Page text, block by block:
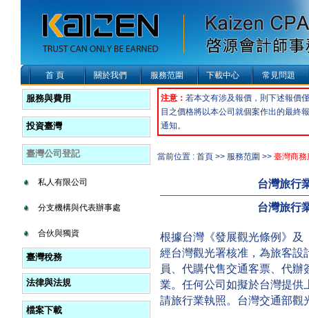
首 頁 關於我們 服務范圍 下載中心 常見問題
服務與費用
投資臺灣
臺灣公司登記
私人有限公司
分支機構與代表辦事處
合伙與獨資
臺灣稅務
法律與法規
檔案下載
注意： 若本文有涉及報價，則下述報價
目之價格將以本公司就個案作出的最終
通知。
當前位置 : 首頁 >> 服務范圍 >> 臺灣商務
台灣旅行
台灣旅行
根據台灣《發展觀光條例》及
經台灣觀光署核准，為旅客設
員、代購代售交通客票、代
業。任何公司如擬於台灣提供
請旅行業執照。台灣交通部觀